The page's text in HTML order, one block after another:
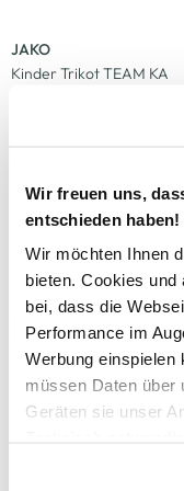
Wir freuen uns,
entschieden haben!
Wir möchten Ihnen
bieten. Cookies und
bei, dass die
Performance im
Werbung einspielen
müssen Daten über
Geräten sie unser
JAKO
Kinder Trikot TEAM KA
Tom Tailor
Jungen T-Shirt mit Print
14,99 € 19,99 €
-11%
JAKO